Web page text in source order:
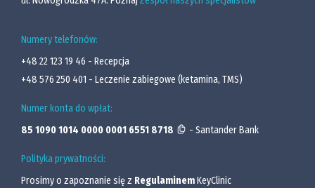
WAŻNE! Tę sesję możesz odbyć samodzielnie
lub razem z bliską Ci osobą
Odkryjesz, jak ADHD może wpływać na Twoje
relacje
Przygotujesz się do rozmowy o objawach
ją podczas sesji) – to okazja do lepszego
zrozumienia, jak ADHD wpływa na Twoje
Numery telefonów:
+48 22 123 19 46 - Recepcja
+48 576 250 401 - Leczenie zabiegowe (ketamina, TMS)
Numer konta do wpłat:
85 1090 1014 0000 0001 6551 8718
- Santander Bank
Polityka prywatności:
Prosimy o zapoznanie się z RegulaminemKeyClinic